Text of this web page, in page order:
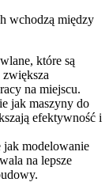
wchodzą między
które są
na miejscu.
jak maszyny do
efektywność i
jak modelowanie
na lepsze